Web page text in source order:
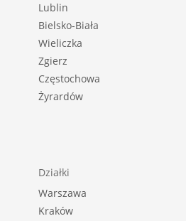
Lublin
Bielsko-Biała
Wieliczka
Zgierz
Częstochowa
Żyrardów
Działki
Warszawa
Kraków